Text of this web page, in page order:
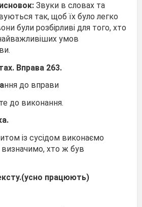
Звуки в словах та
так, щоб їх було легко
були розбірливі для того, хто
умов
Вправа 263.
ання до вправи
до виконання.
із сусідом виконаємо
визначимо, хто ж був
працюють)